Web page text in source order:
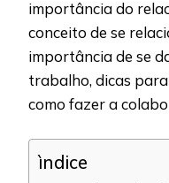
importância do
conceito de se
importância de se
trabalho, dicas
como fazer a
ìndice